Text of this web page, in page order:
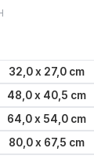
32,0 x 27,0 cm
48,0 x 40,5 cm
64,0 x 54,0 cm
80,0 x 67,5 cm